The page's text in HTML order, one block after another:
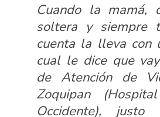
Cuando la mamá,
soltera y siempre
cuenta la lleva con
cual le dice que
de Atención de
Zoquipan
Occidente), justo